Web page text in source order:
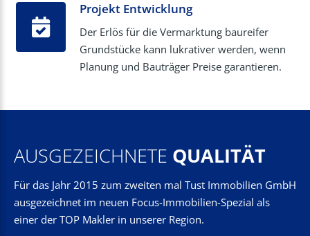
Projekt Entwicklung
Der Erlös für die Vermarktung baureifer
Grundstücke kann lukrativer werden, wenn
Planung und Bauträger Preise garantieren.
AUSGEZEICHNETE QUALITÄT
Für das Jahr 2015 zum zweiten mal Tust Immobilien GmbH
ausgezeichnet im neuen Focus-Immobilien-Spezial als
einer der TOP Makler in unserer Region.